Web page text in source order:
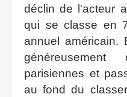
déclin de l'acteur
qui se classe en
annuel américain.
parisiennes et
au fond du